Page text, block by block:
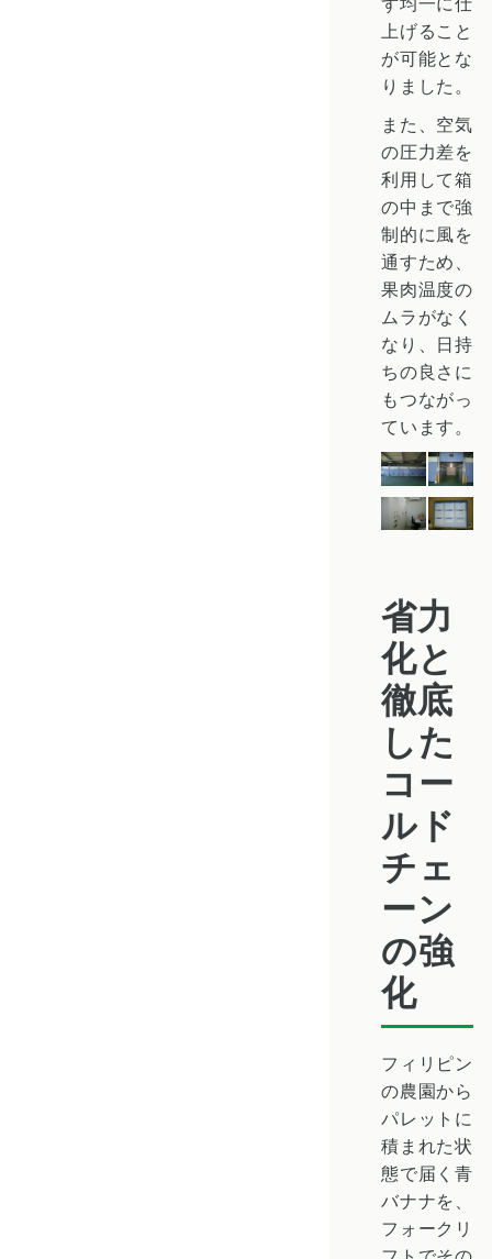
上げること
が可能とな
りました。
また、空気
の圧力差を
利用して箱
の中まで強
制的に風を
通すため、
果肉温度の
ムラがなく
なり、日持
ちの良さに
もつながっ
ています。
省力
化と
徹底
した
コー
ルド
チェ
ーン
の強
化
フィリピン
の農園から
パレットに
積まれた状
態で届く青
バナナを、
フォークリ